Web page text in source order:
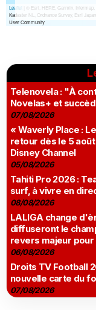
Telenovela : "À
Novelas+ et
07/08/2026
« Waverly Place :
retour dès le 5
Disney Channel
05/08/2026
Tahiti Pro 2026 :
surf, à vivre en
08/08/2026
LALIGA change
diffuseront le
revers majeur pour
06/08/2026
Droits TV Football
nouvelle carte du
07/08/2026